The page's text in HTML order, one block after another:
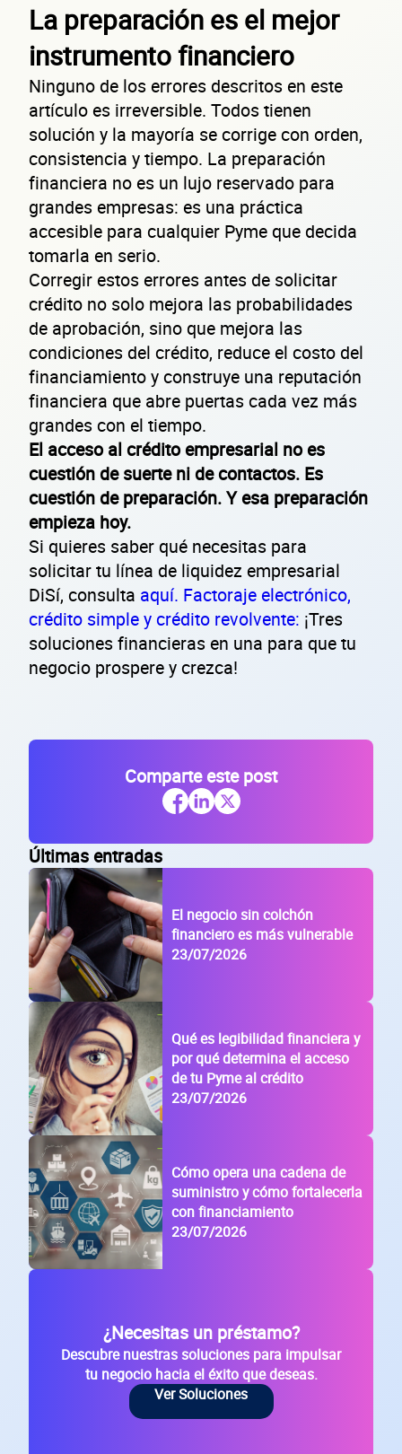
La preparación es el mejor
instrumento financiero
Ninguno de los errores descritos en este
artículo es irreversible. Todos tienen
solución y la mayoría se corrige con orden,
consistencia y tiempo. La preparación
financiera no es un lujo reservado para
grandes empresas: es una práctica
accesible para cualquier Pyme que decida
tomarla en serio.
Corregir estos errores antes de solicitar
crédito no solo mejora las probabilidades
de aprobación, sino que mejora las
condiciones del crédito, reduce el costo del
financiamiento y construye una reputación
financiera que abre puertas cada vez más
grandes con el tiempo.
El acceso al crédito empresarial no es
cuestión de suerte ni de contactos. Es
cuestión de preparación. Y esa preparación
empieza hoy.
Si quieres saber qué necesitas para
solicitar tu línea de liquidez empresarial
DiSí, consulta aquí. Factoraje electrónico,
crédito simple y crédito revolvente: ¡Tres
soluciones financieras en una para que tu
negocio prospere y crezca!
Comparte este post
Últimas entradas
El negocio sin colchón
financiero es más vulnerable
23/07/2026
Qué es legibilidad financiera y
por qué determina el acceso
de tu Pyme al crédito
23/07/2026
Cómo opera una cadena de
suministro y cómo fortalecerla
con financiamiento
23/07/2026
¿Necesitas un préstamo?
Descubre nuestras soluciones para impulsar
tu negocio hacia el éxito que deseas.
Ver Soluciones
RFC de la empresa
Código Postal
Dirección de la empresa: Calle
Núm. Ext./Int.
+73 empresas financiadas en los últimos 30 días